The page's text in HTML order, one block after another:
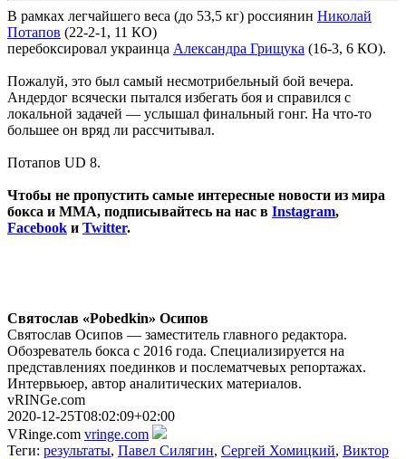
В рамках легчайшего веса (до 53,5 кг) россиянин Николай
Потапов (22-2-1, 11 КО)
перебоксировал украинца Александра Грищука (16-3, 6 КО).
Пожалуй, это был самый несмотрибельный бой вечера.
Андердог всячески пытался избегать боя и справился с
локальной задачей — услышал финальный гонг. На что-то
большее он вряд ли рассчитывал.
Потапов UD 8.
Чтобы не пропустить самые интересные новости из мира
бокса и ММА, подписывайтесь на нас в Instagram,
Facebook и Twitter.
Святослав «Pobedkin» Осипов
Святослав Осипов — заместитель главного редактора.
Обозреватель бокса с 2016 года. Специализируется на
представлениях поединков и послематчевых репортажах.
Интервьюер, автор аналитических материалов.
vRINGe.com
2020-12-25T08:02:09+02:00
VRinge.com vringe.com
Теги: результаты, Павел Силягин, Сергей Хомицкий, Виктор